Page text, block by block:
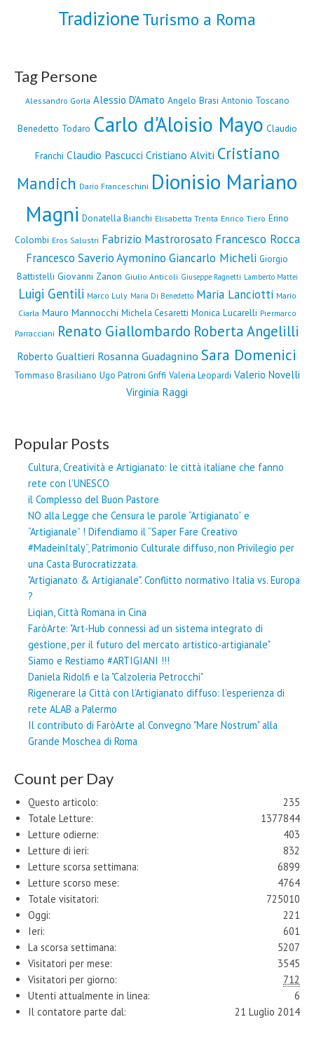
TradizioneTurismo a Roma
Tag Persone
Alessandro Gorla Alessio D'Amato Angelo Brasi Antonio Toscano
Benedetto Todaro Carlo d'Aloisio Mayo Claudio
Franchi Claudio Pascucci Cristiano Alviti Cristiano
Mandich Dario Franceschini Dionisio Mariano
Magni Donatella Bianchi Elisabetta Trenta Enrico Tiero Erino
Colombi Eros Salustri Fabrizio Mastrorosato Francesco Rocca
Francesco Saverio Aymonino Giancarlo Micheli Giorgio
Battistelli Giovanni Zanon Giulio Anticoli Giuseppe Ragnetti Lamberto Mattei
Luigi Gentili Marco Luly Maria Di Benedetto Maria Lanciotti Mario
Ciarla Mauro Mannocchi Michela Cesaretti Monica Lucarelli Piermarco
Parracciani Renato Giallombardo Roberta Angelilli
Roberto Gualtieri Rosanna Guadagnino Sara Domenici
Tommaso Brasiliano Ugo Patroni Griffi Valeria Leopardi Valerio Novelli
Virginia Raggi
Popular Posts
Cultura, Creatività e Artigianato: le città italiane che fanno
rete con l’UNESCO
il Complesso del Buon Pastore
NO alla Legge che Censura le parole “Artigianato” e
“Artigianale” ! Difendiamo il “Saper Fare Creativo
#MadeinItaly”, Patrimonio Culturale diffuso, non Privilegio per
una Casta Burocratizzata.
"Artigianato & Artigianale". Conflitto normativo Italia vs. Europa
?
Liqian, Città Romana in Cina
FaròArte: "Art-Hub connessi ad un sistema integrato di
gestione, per il futuro del mercato artistico-artigianale"
Siamo e Restiamo #ARTIGIANI !!!
Daniela Ridolfi e la "Calzoleria Petrocchi"
Rigenerare la Città con l’Artigianato diffuso: l’esperienza di
rete ALAB a Palermo
Il contributo di FaròArte al Convegno "Mare Nostrum" alla
Grande Moschea di Roma
Count per Day
235
Questo articolo:
1377844
Totale Letture:
403
Letture odierne:
832
Letture di ieri:
6899
Letture scorsa settimana:
4764
Letture scorso mese:
725010
Totale visitatori:
221
Oggi:
601
Ieri:
5207
La scorsa settimana:
3545
Visitatori per mese:
712
Visitatori per giorno:
6
Utenti attualmente in linea:
21 Luglio 2014
Il contatore parte dal: